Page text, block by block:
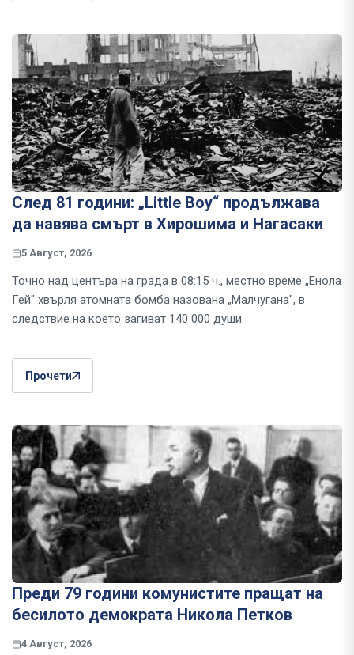
След 81 години: „Little Boy“ продължава
да навява смърт в Хирошима и Нагасаки
5 Август, 2026
Точно над центъра на града в 08:15 ч., местно време „Енола
Гей" хвърля атомната бомба назована „Малчугана", в
следствие на което загиват 140 000 души
Прочети
Преди 79 години комунистите пращат на
бесилото демократа Никола Петков
4 Август, 2026